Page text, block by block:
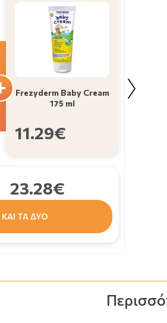
Frezyderm Baby Cream
175 ml
11.29€
23.28€
ΤΑ ΔΥΟ